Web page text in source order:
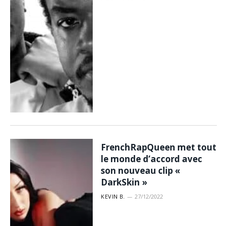
FrenchRapQueen met tout
le monde d’accord avec
son nouveau clip «
DarkSkin »
KEVIN B. 27/12/2022